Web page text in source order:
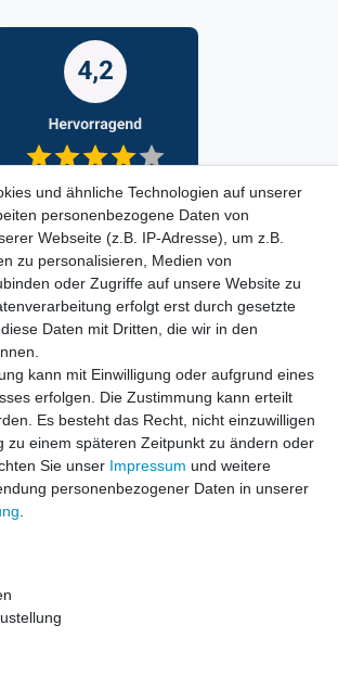
und ähnliche Technologien auf unserer
personenbezogene Daten von
Webseite (z.B. IP-Adresse), um z.B.
zu personalisieren, Medien von
oder Zugriffe auf unsere Website zu
erfolgt erst durch gesetzte
Daten mit Dritten, die wir in den
kann mit Einwilligung oder aufgrund eines
erfolgen. Die Zustimmung kann erteilt
Es besteht das Recht, nicht einzuwilligen
zu einem späteren Zeitpunkt zu ändern oder
Sie unser Impressum und weitere
personenbezogener Daten in unserer